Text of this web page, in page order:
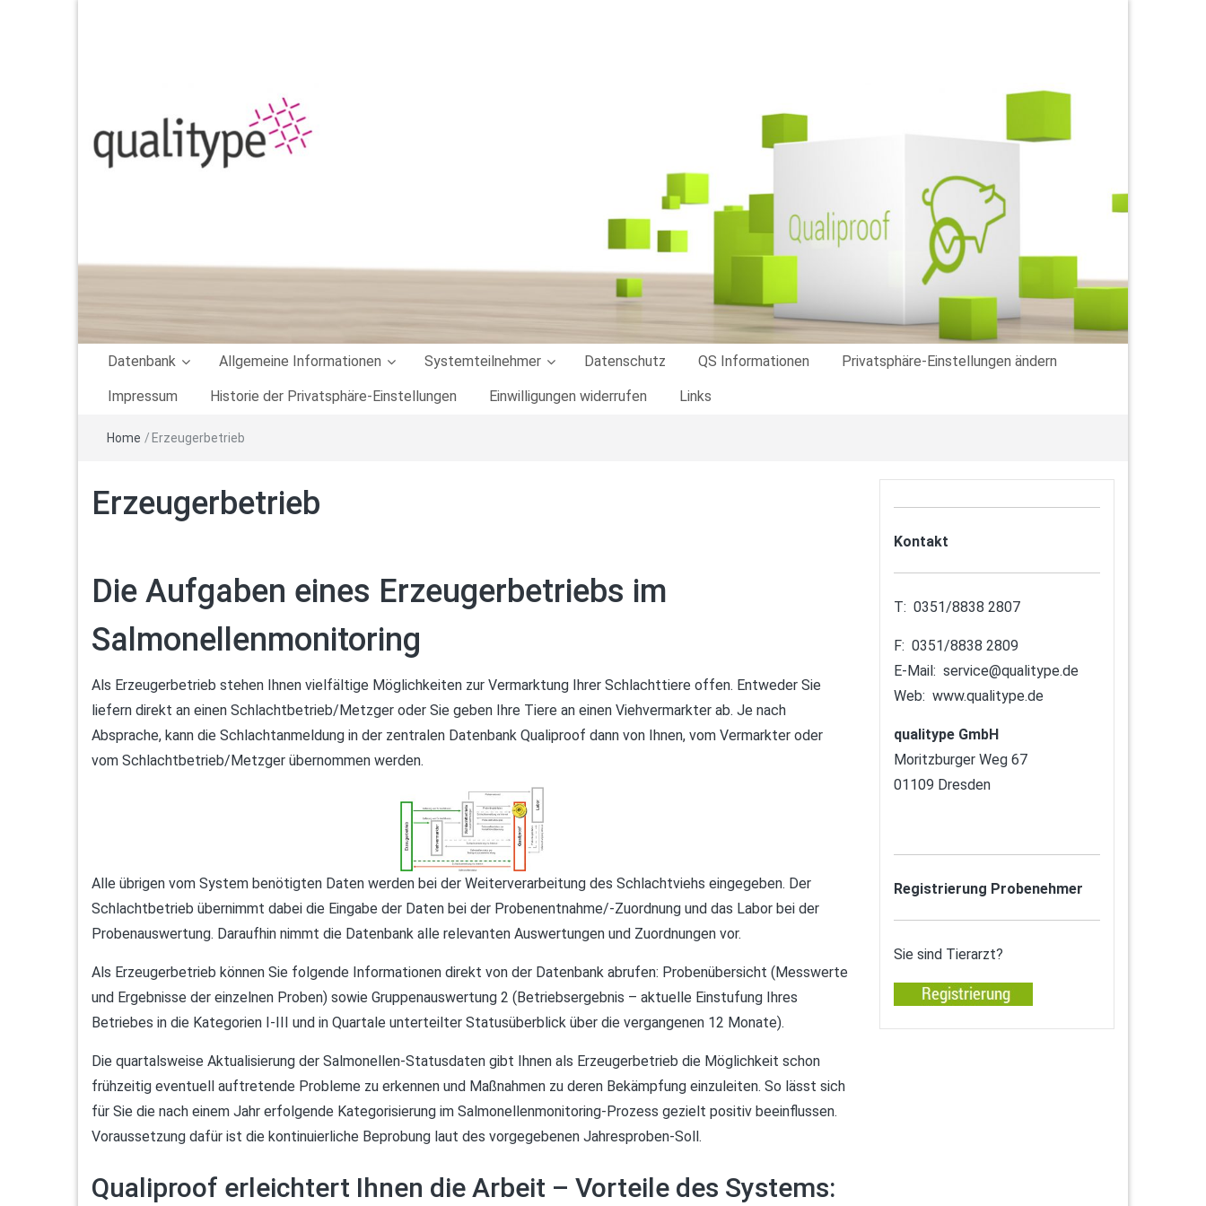
Datenbank Allgemeine Informationen Systemteilnehmer Datenschutz QS Informationen Privatsphäre-Einstellungen ändern
Impressum Historie der Privatsphäre-Einstellungen Einwilligungen widerrufen Links
Home / Erzeugerbetrieb
Erzeugerbetrieb
Die Aufgaben eines Erzeugerbetriebs im
Salmonellenmonitoring
Als Erzeugerbetrieb stehen Ihnen vielfältige Möglichkeiten zur Vermarktung Ihrer Schlachttiere offen. Entweder Sie
liefern direkt an einen Schlachtbetrieb/Metzger oder Sie geben Ihre Tiere an einen Viehvermarkter ab. Je nach
Absprache, kann die Schlachtanmeldung in der zentralen Datenbank Qualiproof dann von Ihnen, vom Vermarkter oder
vom Schlachtbetrieb/Metzger übernommen werden.
Alle übrigen vom System benötigten Daten werden bei der Weiterverarbeitung des Schlachtviehs eingegeben. Der
Schlachtbetrieb übernimmt dabei die Eingabe der Daten bei der Probenentnahme/-Zuordnung und das Labor bei der
Probenauswertung. Daraufhin nimmt die Datenbank alle relevanten Auswertungen und Zuordnungen vor.
Als Erzeugerbetrieb können Sie folgende Informationen direkt von der Datenbank abrufen: Probenübersicht (Messwerte
und Ergebnisse der einzelnen Proben) sowie Gruppenauswertung 2 (Betriebsergebnis – aktuelle Einstufung Ihres
Betriebes in die Kategorien I-III und in Quartale unterteilter Statusüberblick über die vergangenen 12 Monate).
Die quartalsweise Aktualisierung der Salmonellen-Statusdaten gibt Ihnen als Erzeugerbetrieb die Möglichkeit schon
frühzeitig eventuell auftretende Probleme zu erkennen und Maßnahmen zu deren Bekämpfung einzuleiten. So lässt sich
für Sie die nach einem Jahr erfolgende Kategorisierung im Salmonellenmonitoring-Prozess gezielt positiv beeinflussen.
Voraussetzung dafür ist die kontinuierliche Beprobung laut des vorgegebenen Jahresproben-Soll.
Qualiproof erleichtert Ihnen die Arbeit – Vorteile des Systems:
Kontakt
T: 0351/8838 2807
F: 0351/8838 2809
E-Mail: service@qualitype.de
Web: www.qualitype.de
qualitype GmbH
Moritzburger Weg 67
01109 Dresden
Registrierung Probenehmer
Sie sind Tierarzt?